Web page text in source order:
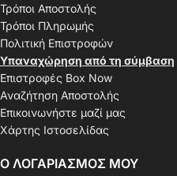
Τρόποι Αποστολής
Τρόποι Πληρωμής
Πολιτική Επιστροφών
Υπαναχώρηση από τη σύμβαση
Επιστροφές Box Now
Αναζήτηση Αποστολής
Επικοινωνήστε μαζί μας
Χάρτης Ιστοσελίδας
Ο ΛΟΓΑΡΙΑΣΜΟΣ ΜΟΥ